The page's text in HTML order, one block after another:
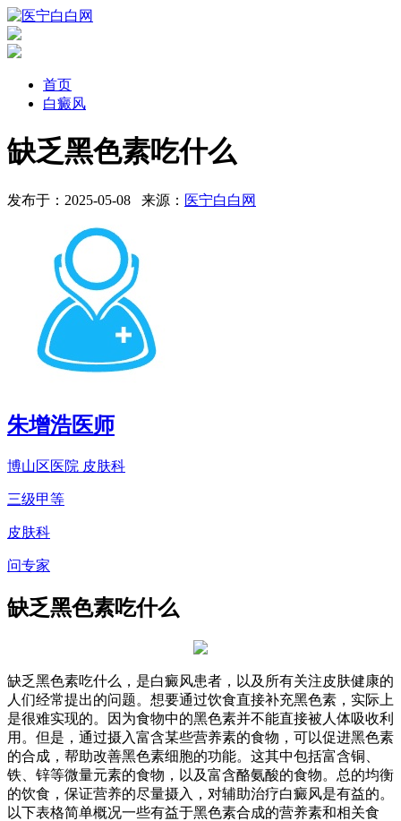
首页
白癜风
缺乏黑色素吃什么
发布于：2025-05-08 来源： 医宁白白网
朱增浩医师
博山区医院 皮肤科
三级甲等
皮肤科
问专家
缺乏黑色素吃什么
缺乏黑色素吃什么，是白癜风患者，以及所有关注皮肤健康的
人们经常提出的问题。想要通过饮食直接补充黑色素，实际上
是很难实现的。因为食物中的黑色素并不能直接被人体吸收利
用。但是，通过摄入富含某些营养素的食物，可以促进黑色素
的合成，帮助改善黑色素细胞的功能。这其中包括富含铜、
铁、锌等微量元素的食物，以及富含酪氨酸的食物。总的均衡
的饮食，保证营养的尽量摄入，对辅助治疗白癜风是有益的。
以下表格简单概况一些有益于黑色素合成的营养素和相关食